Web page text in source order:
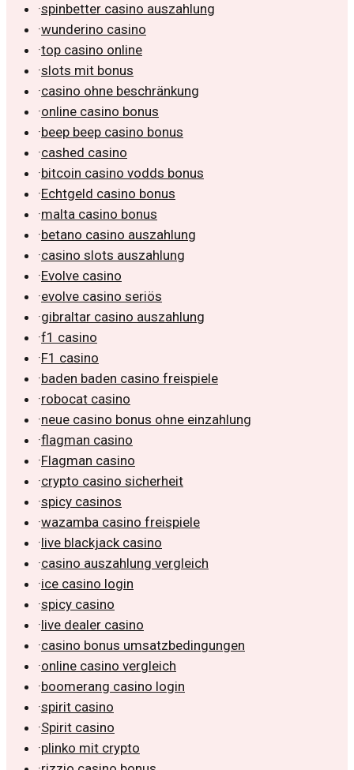
·spinbetter casino auszahlung
·wunderino casino
·top casino online
·slots mit bonus
·casino ohne beschränkung
·online casino bonus
·beep beep casino bonus
·cashed casino
·bitcoin casino vodds bonus
·Echtgeld casino bonus
·malta casino bonus
·betano casino auszahlung
·casino slots auszahlung
·Evolve casino
·evolve casino seriös
·gibraltar casino auszahlung
·f1 casino
·F1 casino
·baden baden casino freispiele
·robocat casino
·neue casino bonus ohne einzahlung
·flagman casino
·Flagman casino
·crypto casino sicherheit
·spicy casinos
·wazamba casino freispiele
·live blackjack casino
·casino auszahlung vergleich
·ice casino login
·spicy casino
·live dealer casino
·casino bonus umsatzbedingungen
·online casino vergleich
·boomerang casino login
·spirit casino
·Spirit casino
·plinko mit crypto